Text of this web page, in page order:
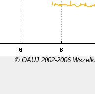
© OAUJ 2002-2006